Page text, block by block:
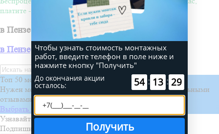
платите - потом!
в Пензе
в Пензе
Искать
Топ 50 монтажных бригад
Нужен монтаж? Выберите проверенную бригаду с реальными
отзывами и проектами
Выбрать бригаду
Узнавайте первыми о новинках, акциях и распродажах
Подпишитесь на рассылку
Чтобы узнать стоимость монтажных
работ, введите телефон в поле ниже и
нажмите кнопку "Получить"
До окончания акции
осталось: 54 : 13 : 29
Получить